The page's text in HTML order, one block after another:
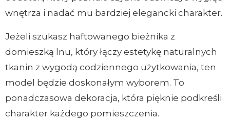
wnętrza i nadać mu bardziej elegancki charakter.
Jeżeli szukasz haftowanego bieżnika z
domieszką lnu, który łączy estetykę naturalnych
tkanin z wygodą codziennego użytkowania, ten
model będzie doskonałym wyborem. To
ponadczasowa dekoracja, która pięknie podkreśli
charakter każdego pomieszczenia.